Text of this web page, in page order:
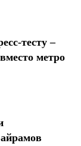
тесту –
метро